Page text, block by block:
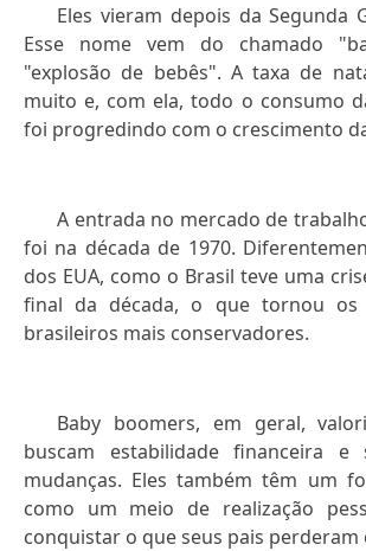
Eles vieram depois da Segunda
Esse nome vem do chamado
"explosão de bebês". A taxa de
muito e, com ela, todo o consumo
foi progredindo com o crescimento
A entrada no mercado de
foi na década de 1970.
dos EUA, como o Brasil teve uma
final da década, o que tornou os
brasileiros mais conservadores.
Baby boomers, em geral,
buscam estabilidade financeira e
mudanças. Eles também têm um
como um meio de realização
conquistar o que seus pais perderam